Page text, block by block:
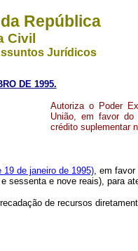
República
Civil
Jurídicos
DE 1995.
Autoriza o Poder
União, em favor do
crédito suplementar
19 de janeiro de 1995), em favor
e nove reais), para
de recursos